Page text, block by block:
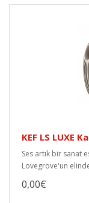
KEF LS LUXE
Ses artık bir sanat
Lovegrove'un
0,00€